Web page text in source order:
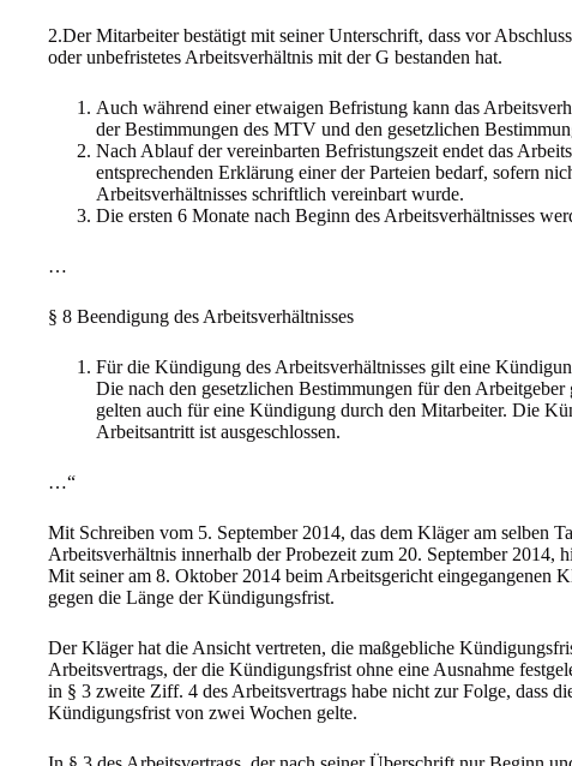
2.Der Mitarbeiter bestätigt mit seiner Unterschrift, dass vor
oder unbefristetes Arbeitsverhältnis mit der G bestanden hat.
Auch während einer etwaigen Befristung kann das
der Bestimmungen des MTV und den gesetzlichen
Nach Ablauf der vereinbarten Befristungszeit endet das
entsprechenden Erklärung einer der Parteien bedarf, sofern
Arbeitsverhältnisses schriftlich vereinbart wurde.
Die ersten 6 Monate nach Beginn des Arbeitsverhältnisses
…
§ 8 Beendigung des Arbeitsverhältnisses
Für die Kündigung des Arbeitsverhältnisses gilt eine
Die nach den gesetzlichen Bestimmungen für den
gelten auch für eine Kündigung durch den Mitarbeiter. Die
Arbeitsantritt ist ausgeschlossen.
…“
Mit Schreiben vom 5. September 2014, das dem Kläger am selben
Arbeitsverhältnis innerhalb der Probezeit zum 20. September 2014,
Mit seiner am 8. Oktober 2014 beim Arbeitsgericht eingegangenen
gegen die Länge der Kündigungsfrist.
Der Kläger hat die Ansicht vertreten, die maßgebliche
Arbeitsvertrags, der die Kündigungsfrist ohne eine Ausnahme
in § 3 zweite Ziff. 4 des Arbeitsvertrags habe nicht zur Folge, dass
Kündigungsfrist von zwei Wochen gelte.